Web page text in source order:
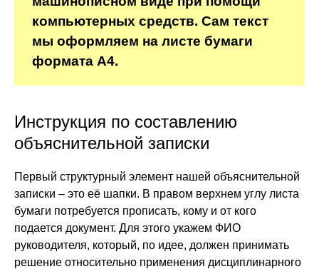
компьютерных средств. Сам текст
мы оформляем на листе бумаги
формата А4.
Инструкция по составлению
объяснительной записки
Первый структурный элемент нашей объяснительной
записки – это её шапки. В правом верхнем углу листа
бумаги потребуется прописать, кому и от кого
подается документ. Для этого укажем ФИО
руководителя, который, по идее, должен принимать
решение относительно применения дисциплинарного